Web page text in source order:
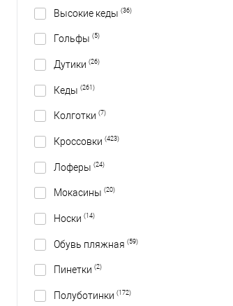
Высокие кеды (36)
Гольфы (5)
Дутики (26)
Кеды (261)
Колготки (7)
Кроссовки (423)
Лоферы (24)
Мокасины (20)
Носки (14)
Обувь пляжная (59)
Пинетки (2)
Полуботинки (172)